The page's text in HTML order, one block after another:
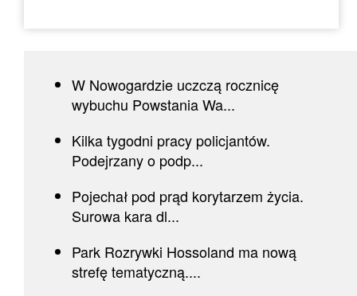
W Nowogardzie uczczą rocznicę
wybuchu Powstania Wa...
Kilka tygodni pracy policjantów.
Podejrzany o podp...
Pojechał pod prąd korytarzem życia.
Surowa kara dl...
Park Rozrywki Hossoland ma nową
strefę tematyczną....